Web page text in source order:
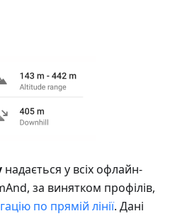
надається у всіх офлайн-
за винятком профілів,
по прямій лінії. Дані